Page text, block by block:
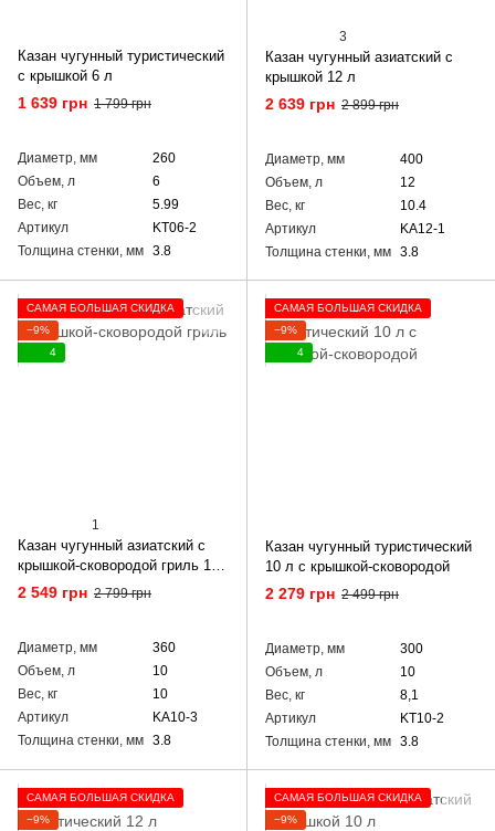
Казан чугунный туристический
с крышкой 6 л
1 639 грн 1 799 грн
Диаметр, мм
260
Объем, л
6
Вес, кг
5.99
Артикул
KT06-2
Толщина стенки, мм 3.8
3
Казан чугунный азиатский с
крышкой 12 л
2 639 грн 2 899 грн
Диаметр, мм
400
Объем, л
12
Вес, кг
10.4
Артикул
KA12-1
Толщина стенки, мм 3.8
САМАЯ БОЛЬШАЯ СКИДКА
−9%
4
1
Казан чугунный азиатский с
крышкой-сковородой гриль 10
л
2 549 грн 2 799 грн
Диаметр, мм
360
Объем, л
10
Вес, кг
10
Артикул
KA10-3
Толщина стенки, мм 3.8
САМАЯ БОЛЬШАЯ СКИДКА
−9%
4
Казан чугунный туристический
10 л с крышкой-сковородой
2 279 грн 2 499 грн
Диаметр, мм
300
Объем, л
10
Вес, кг
8,1
Артикул
KT10-2
Толщина стенки, мм 3.8
САМАЯ БОЛЬШАЯ СКИДКА
−9%
САМАЯ БОЛЬШАЯ СКИДКА
−9%